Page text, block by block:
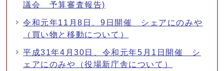
議会 予算審査報告)
令和元年11月8日、9日開催 シェアにのみや
（買い物と移動について）
平成31年4月30日、令和元年5月1日開催 シ
ェアにのみや（役場新庁舎について）